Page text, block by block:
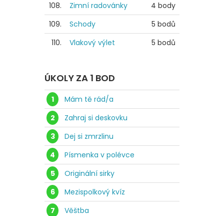
108.
Zimní radovánky
4 body
109.
Schody
5 bodů
110.
Vlakový výlet 5 bodů
ÚKOLY ZA 1 BOD
1
Mám tě rád/a
2
Zahraj si deskovku
3
Dej si zmrzlinu
4
Písmenka v polévce
5
Originální sirky
6
Mezispolkový kvíz
7
Věštba